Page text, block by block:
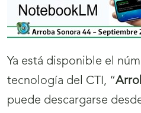
Ya está disponible el
tecnología del CTI, “
puede descargarse